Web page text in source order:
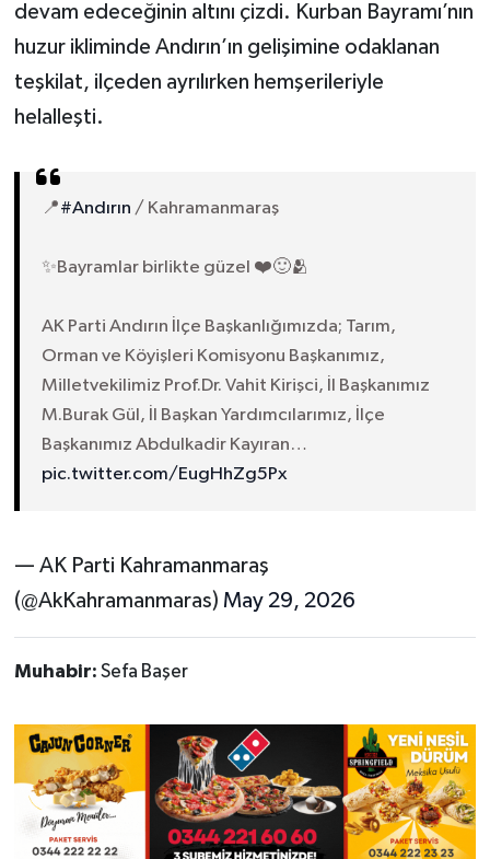
devam edeceğinin altını çizdi. Kurban Bayramı’nın
huzur ikliminde Andırın’ın gelişimine odaklanan
teşkilat, ilçeden ayrılırken hemşerileriyle
helalleşti.
📍#Andırın / Kahramanmaraş
✨Bayramlar birlikte güzel ❤️🙂🫂
AK Parti Andırın İlçe Başkanlığımızda; Tarım,
Orman ve Köyişleri Komisyonu Başkanımız,
Milletvekilimiz Prof.Dr. Vahit Kirişci, İl Başkanımız
M.Burak Gül, İl Başkan Yardımcılarımız, İlçe
Başkanımız Abdulkadir Kayıran…
pic.twitter.com/EugHhZg5Px
— AK Parti Kahramanmaraş
(@AkKahramanmaras) May 29, 2026
Muhabir: Sefa Başer